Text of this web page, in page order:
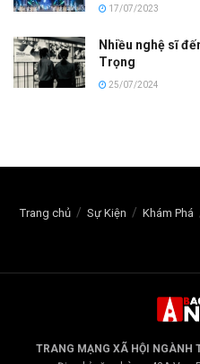
17/07/2023
Nhiều nghệ sĩ
Trọng
25/07/2024
Trang chủ Sự Kiện Khám Phá
TRANG MẠNG XÃ HỘI NGÀNH